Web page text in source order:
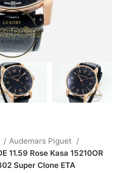
Audemars Piguet
11.59 Rose Kasa 15210OR
Super Clone ETA